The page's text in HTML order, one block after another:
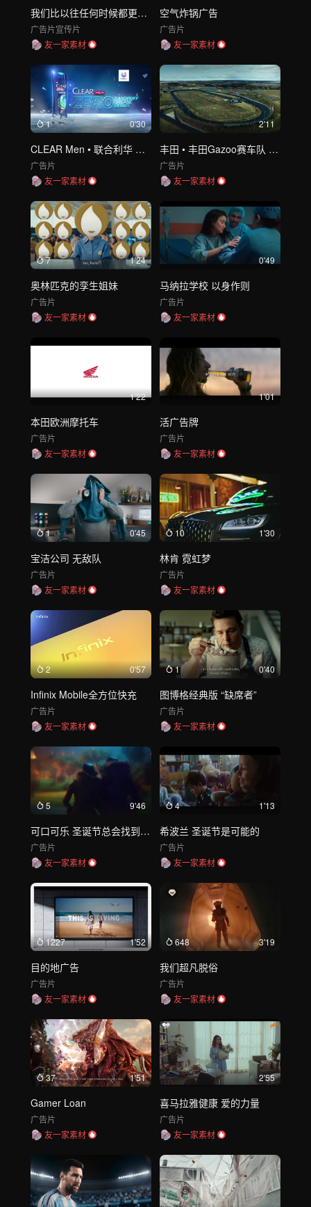
我们比以往任何时候都更渴望和平
广告片宣传片
友一家素材
空气炸锅广告
广告片
友一家素材
1 0'30
CLEAR Men • 联合利华 透明洗发水
广告片
友一家素材
2'11
丰田 • 丰田Gazoo赛车队 金属变形
广告片
友一家素材
7 1'24
奥林匹克的孪生姐妹
广告片
友一家素材
0'49
马纳拉学校 以身作则
广告片
友一家素材
1'22
本田欧洲摩托车
广告片
友一家素材
1'01
活广告牌
广告片
友一家素材
1 0'45
宝洁公司 无敌队
广告片
友一家素材
10 1'30
林肯 霓虹梦
广告片
友一家素材
2 0'57
Infinix Mobile全方位快充
广告片
友一家素材
1 0'40
图博格经典版 “缺席者”
广告片
友一家素材
5 9'46
可口可乐 圣诞节总会找到它的路
广告片
友一家素材
4 1'13
希波兰 圣诞节是可能的
广告片
友一家素材
1227 1'52
目的地广告
广告片
友一家素材
648 3'19
我们超凡脱俗
广告片
友一家素材
37 1'51
Gamer Loan
广告片
友一家素材
2'55
喜马拉雅健康 爱的力量
广告片
友一家素材